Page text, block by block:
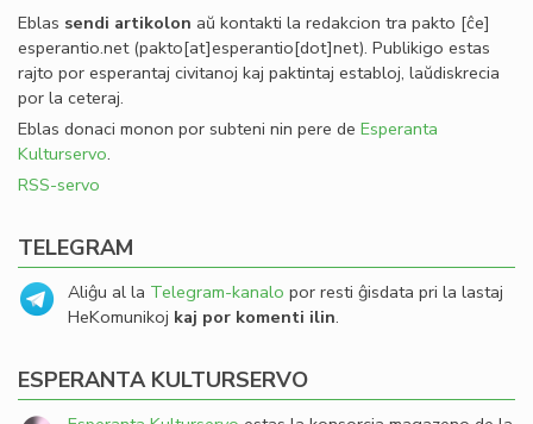
Eblas sendi artikolon aŭ kontakti la redakcion tra pakto [ĉe]
esperantio.net(pakto[at]esperantio[dot]net). Publikigo estas
rajto por esperantaj civitanoj kaj paktintaj establoj, laŭdiskrecia
por la ceteraj.
Eblas donaci monon por subteni nin pere de Esperanta
Kulturservo.
RSS-servo
TELEGRAM
Aliĝu al la Telegram-kanalo por resti ĝisdata pri la lastaj
HeKomunikoj kaj por komenti ilin.
ESPERANTA KULTURSERVO